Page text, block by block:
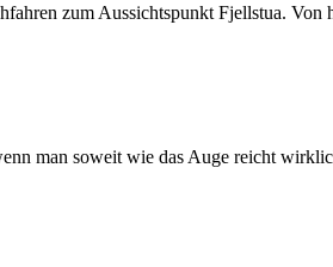
zum Aussichtspunkt Fjellstua.
man soweit wie das Auge reicht